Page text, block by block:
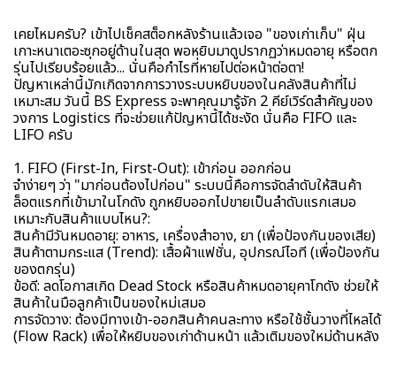
เคยไหมครับ? เข้าไปเช็คสต็อกหลังร้านแล้วเจอ "ของเก่าเก็บ" ฝุ่น
เกาะหนาเตอะซุกอยู่ด้านในสุด พอหยิบมาดูปรากฏว่าหมดอายุ หรือตก
รุ่นไปเรียบร้อยแล้ว... นั่นคือกำไรที่หายไปต่อหน้าต่อตา!
ปัญหาเหล่านี้มักเกิดจากการวางระบบหยิบของในคลังสินค้าที่ไม่
เหมาะสม วันนี้ BS Express จะพาคุณมารู้จัก 2 คีย์เวิร์ดสำคัญของ
วงการ Logistics ที่จะช่วยแก้ปัญหานี้ได้ชะงัด นั่นคือ FIFO และ
LIFO ครับ
1. FIFO (First-In, First-Out): เข้าก่อน ออกก่อน
จำง่ายๆ ว่า "มาก่อนต้องไปก่อน" ระบบนี้คือการจัดลำดับให้สินค้า
ล็อตแรกที่เข้ามาในโกดัง ถูกหยิบออกไปขายเป็นลำดับแรกเสมอ
เหมาะกับสินค้าแบบไหน?:
สินค้ามีวันหมดอายุ: อาหาร, เครื่องสำอาง, ยา (เพื่อป้องกันของเสีย)
สินค้าตามกระแส (Trend): เสื้อผ้าแฟชั่น, อุปกรณ์ไอที (เพื่อป้องกัน
ของตกรุ่น)
ข้อดี: ลดโอกาสเกิด Dead Stock หรือสินค้าหมดอายุคาโกดัง ช่วยให้
สินค้าในมือลูกค้าเป็นของใหม่เสมอ
การจัดวาง: ต้องมีทางเข้า-ออกสินค้าคนละทาง หรือใช้ชั้นวางที่ไหลได้
(Flow Rack) เพื่อให้หยิบของเก่าด้านหน้า แล้วเติมของใหม่ด้านหลัง